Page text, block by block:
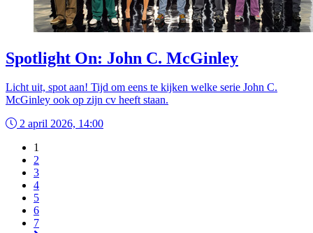
Spotlight On: John C. McGinley
Licht uit, spot aan! Tijd om eens te kijken welke serie John C.
McGinley ook op zijn cv heeft staan.
2 april 2026, 14:00
1
2
3
4
5
6
7